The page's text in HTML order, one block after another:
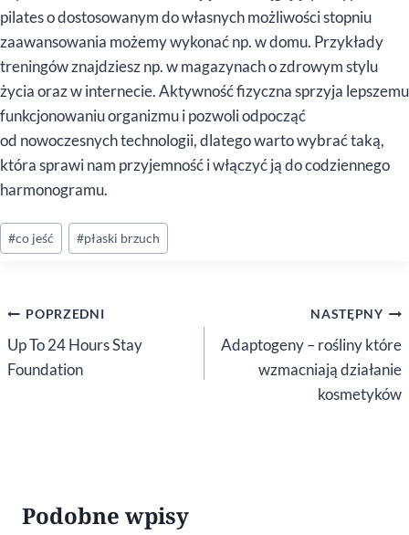
pilates o dostosowanym do własnych możliwości stopniu
zaawansowania możemy wykonać np. w domu. Przykłady
treningów znajdziesz np. w magazynach o zdrowym stylu
życia oraz w internecie. Aktywność fizyczna sprzyja lepszemu
funkcjonowaniu organizmu i pozwoli odpocząć
od nowoczesnych technologii, dlatego warto wybrać taką,
która sprawi nam przyjemność i włączyć ją do codziennego
harmonogramu.
Tagi
wpisu:
#co jeść #płaski brzuch
Nawigacja
wpisu
POPRZEDNI
Up To 24 Hours Stay
Foundation
NASTĘPNY
Adaptogeny – rośliny które
wzmacniają działanie
kosmetyków
Podobne wpisy